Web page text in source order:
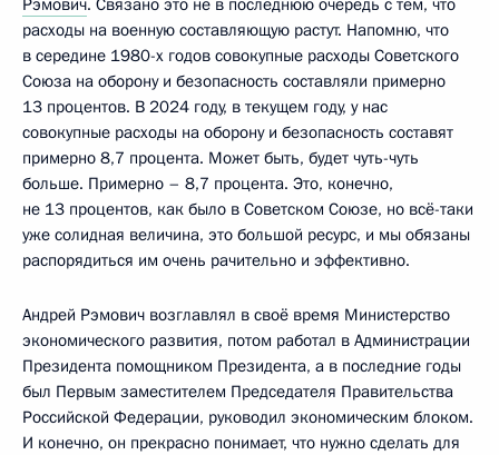
расходы на военную составляющую растут. Напомню, что
в середине 1980-х годов совокупные расходы Советского
Союза на оборону и безопасность составляли примерно
13 процентов. В 2024 году, в текущем году, у нас
совокупные расходы на оборону и безопасность составят
примерно 8,7 процента. Может быть, будет чуть-чуть
больше. Примерно – 8,7 процента. Это, конечно,
не 13 процентов, как было в Советском Союзе, но всё-таки
уже солидная величина, это большой ресурс, и мы обязаны
распорядиться им очень рачительно и эффективно.
Андрей Рэмович возглавлял в своё время Министерство
экономического развития, потом работал в Администрации
Президента помощником Президента, а в последние годы
был Первым заместителем Председателя Правительства
Российской Федерации, руководил экономическим блоком.
И конечно, он прекрасно понимает, что нужно сделать для